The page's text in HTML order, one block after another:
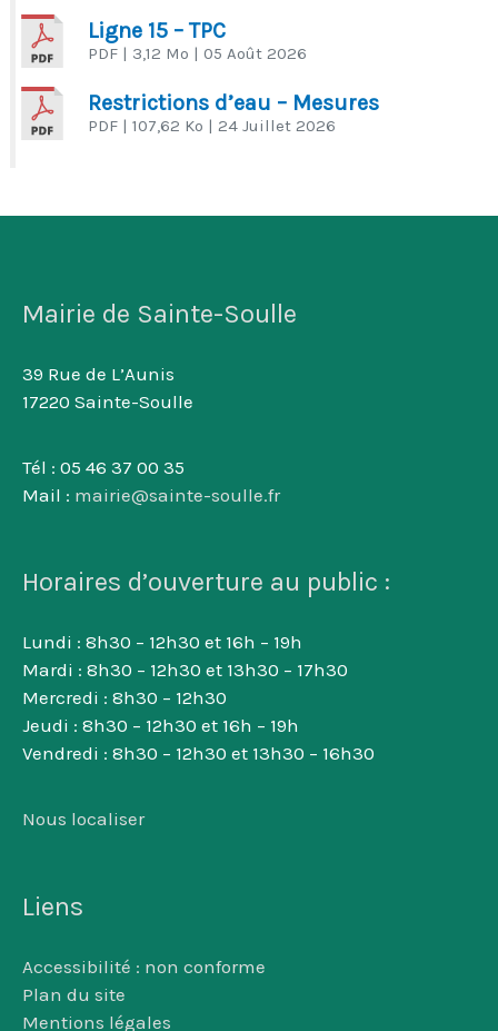
Ligne 15 – TPC
PDF | 3,12 Mo | 05 Août 2026
Restrictions d’eau – Mesures
PDF | 107,62 Ko | 24 Juillet 2026
Mairie de Sainte-Soulle
39 Rue de L’Aunis
17220 Sainte-Soulle
Tél : 05 46 37 00 35
Mail : mairie@sainte-soulle.fr
Horaires d’ouverture au public :
Lundi : 8h30 – 12h30 et 16h – 19h
Mardi : 8h30 – 12h30 et 13h30 – 17h30
Mercredi : 8h30 – 12h30
Jeudi : 8h30 – 12h30 et 16h – 19h
Vendredi : 8h30 – 12h30 et 13h30 – 16h30
Nous localiser
Liens
Accessibilité : non conforme
Plan du site
Mentions légales